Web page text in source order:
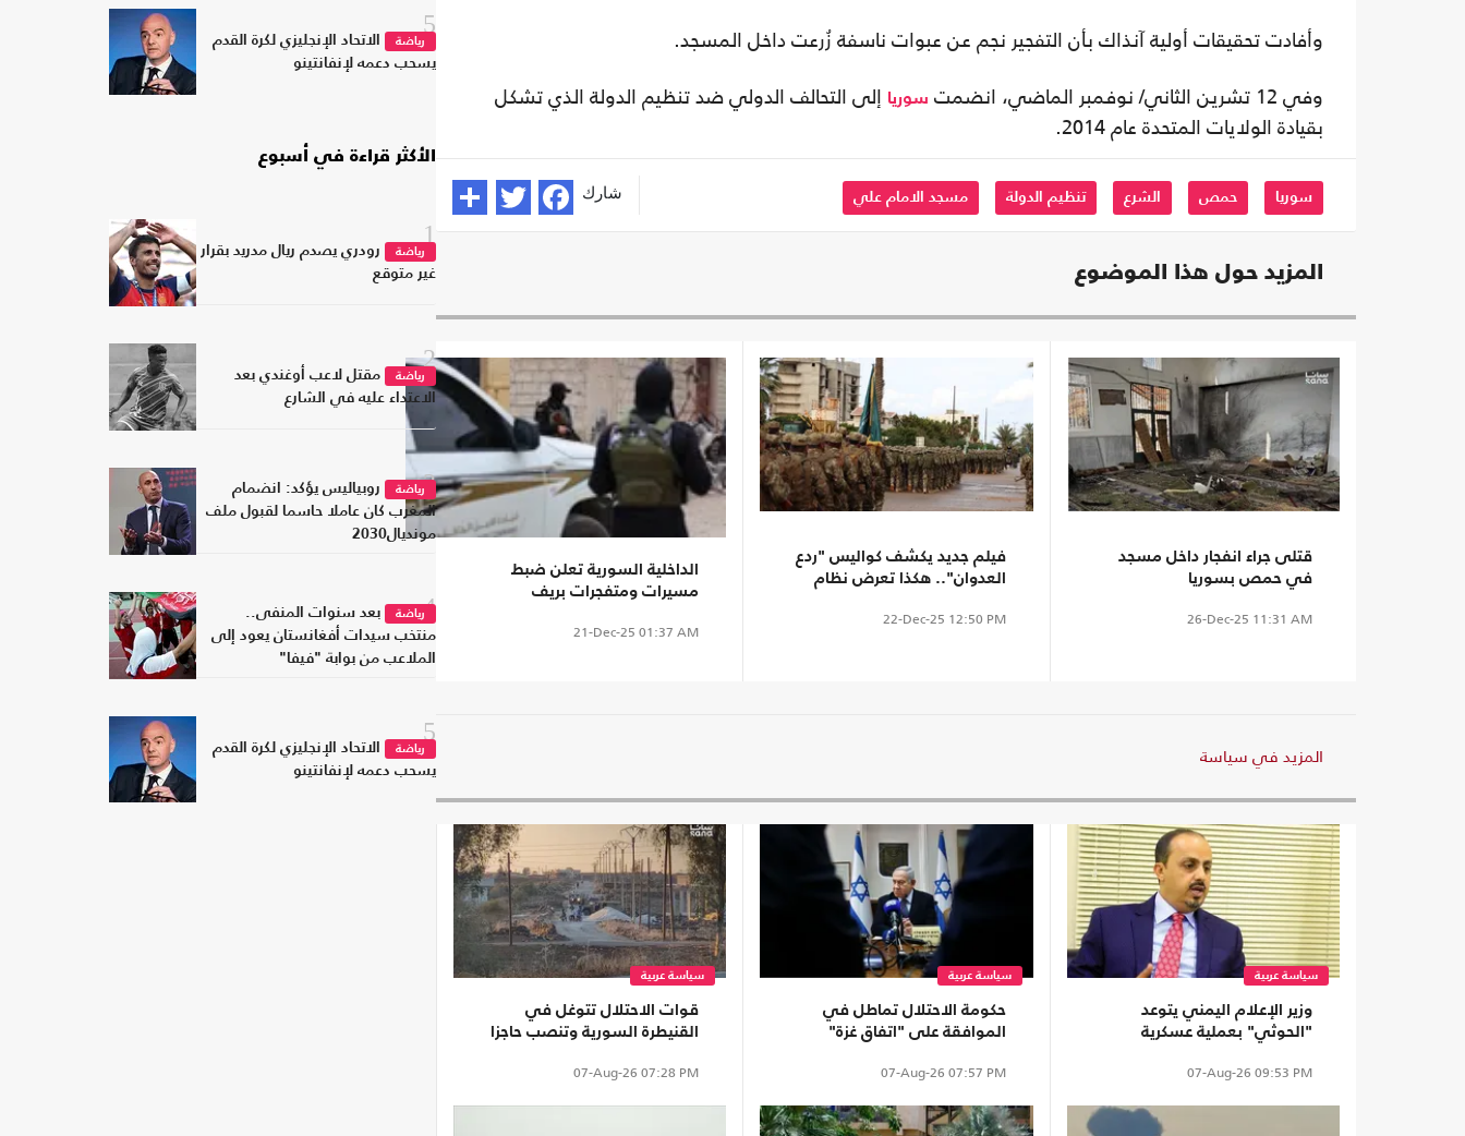
وأفادت تحقيقات أولية آنذاك بأن التفجير نجم عن عبوات ناسفة زُرعت داخل المسجد.
وفي 12 تشرين الثاني/ نوفمبر الماضي، انضمت
سوريا إلى التحالف الدولي ضد تنظيم الدولة الذي تشكل
بقيادة الولايات المتحدة عام 2014.
سوريا حمص الشرع تنظيم الدولة مسجد الامام علي شارك
المزيد حول هذا الموضوع
قتلى جراء انفجار داخل مسجد
في حمص بسوريا
26-Dec-25 11:31 AM
فيلم جديد يكشف كواليس "ردع
العدوان".. هكذا تعرض نظام
22-Dec-25 12:50 PM
الداخلية السورية تعلن ضبط
مسيرات ومتفجرات بريف
21-Dec-25 01:37 AM
المزيد في سياسة
سياسة عربية
وزير الإعلام اليمني يتوعد
"الحوثي" بعملية عسكرية
الأسد
07-Aug-26 09:53 PM
سياسة عربية
حكومة الاحتلال تماطل في
الموافقة على "اتفاق غزة"
07-Aug-26 07:57 PM
سياسة عربية
قوات الاحتلال تتوغل في
القنيطرة السورية وتنصب حاجزا
07-Aug-26 07:28 PM
5
رياضة
الاتحاد الإنجليزي لكرة القدم
يسحب دعمه لإنفانتينو
الأكثر قراءة في أسبوع
1
رياضة
رودري يصدم ريال مدريد بقرار
غير متوقع
2
رياضة
مقتل لاعب أوغندي بعد
الاعتداء عليه في الشارع
3رياضة
روبياليس يؤكد: انضمام
المغرب كان عاملا حاسما لقبول ملف
مونديال2030
4رياضة
بعد سنوات المنفى..
منتخب سيدات أفغانستان يعود إلى
الملاعب من بوابة "فيفا"
5
رياضة
الاتحاد الإنجليزي لكرة القدم
يسحب دعمه لإنفانتينو